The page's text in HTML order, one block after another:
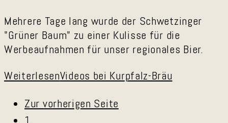
Mehrere Tage lang wurde der Schwetzinger
"Grüner Baum" zu einer Kulisse für die
Werbeaufnahmen für unser regionales Bier.
WeiterlesenVideos bei Kurpfalz-Bräu
Zur vorherigen Seite
1